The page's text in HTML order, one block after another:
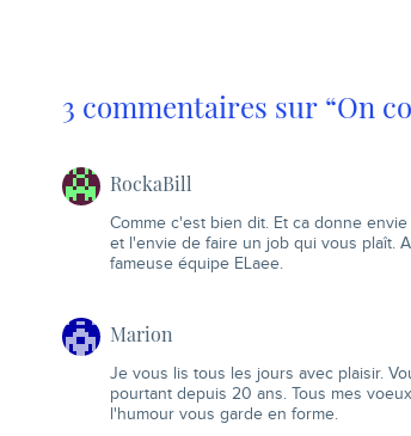
3 commentaires sur “On
RockaBill
Comme c'est bien dit. Et ca donne
et l'envie de faire un job qui vous plaît.
fameuse équipe ELaee.
Marion
Je vous lis tous les jours avec plaisir.
pourtant depuis 20 ans. Tous mes
l'humour vous garde en forme.